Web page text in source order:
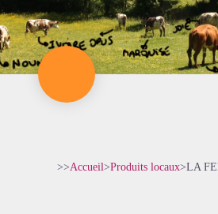
>>Accueil>Produits locaux>LA